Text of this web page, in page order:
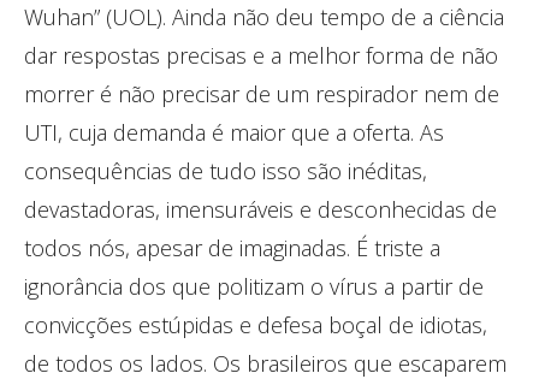
Wuhan” (UOL). Ainda não deu tempo de a ciência
dar respostas precisas e a melhor forma de não
morrer é não precisar de um respirador nem de
UTI, cuja demanda é maior que a oferta. As
consequências de tudo isso são inéditas,
devastadoras, imensuráveis e desconhecidas de
todos nós, apesar de imaginadas. É triste a
ignorância dos que politizam o vírus a partir de
convicções estúpidas e defesa boçal de idiotas,
de todos os lados. Os brasileiros que escaparem